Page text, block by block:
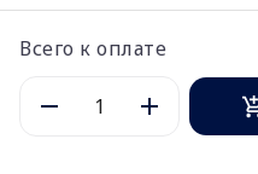
Всего к оплате